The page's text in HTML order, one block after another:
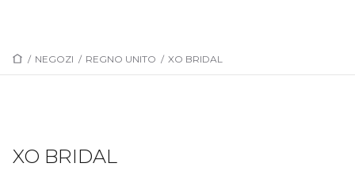
/ NEGOZI / REGNO UNITO / XO BRIDAL
XO BRIDAL